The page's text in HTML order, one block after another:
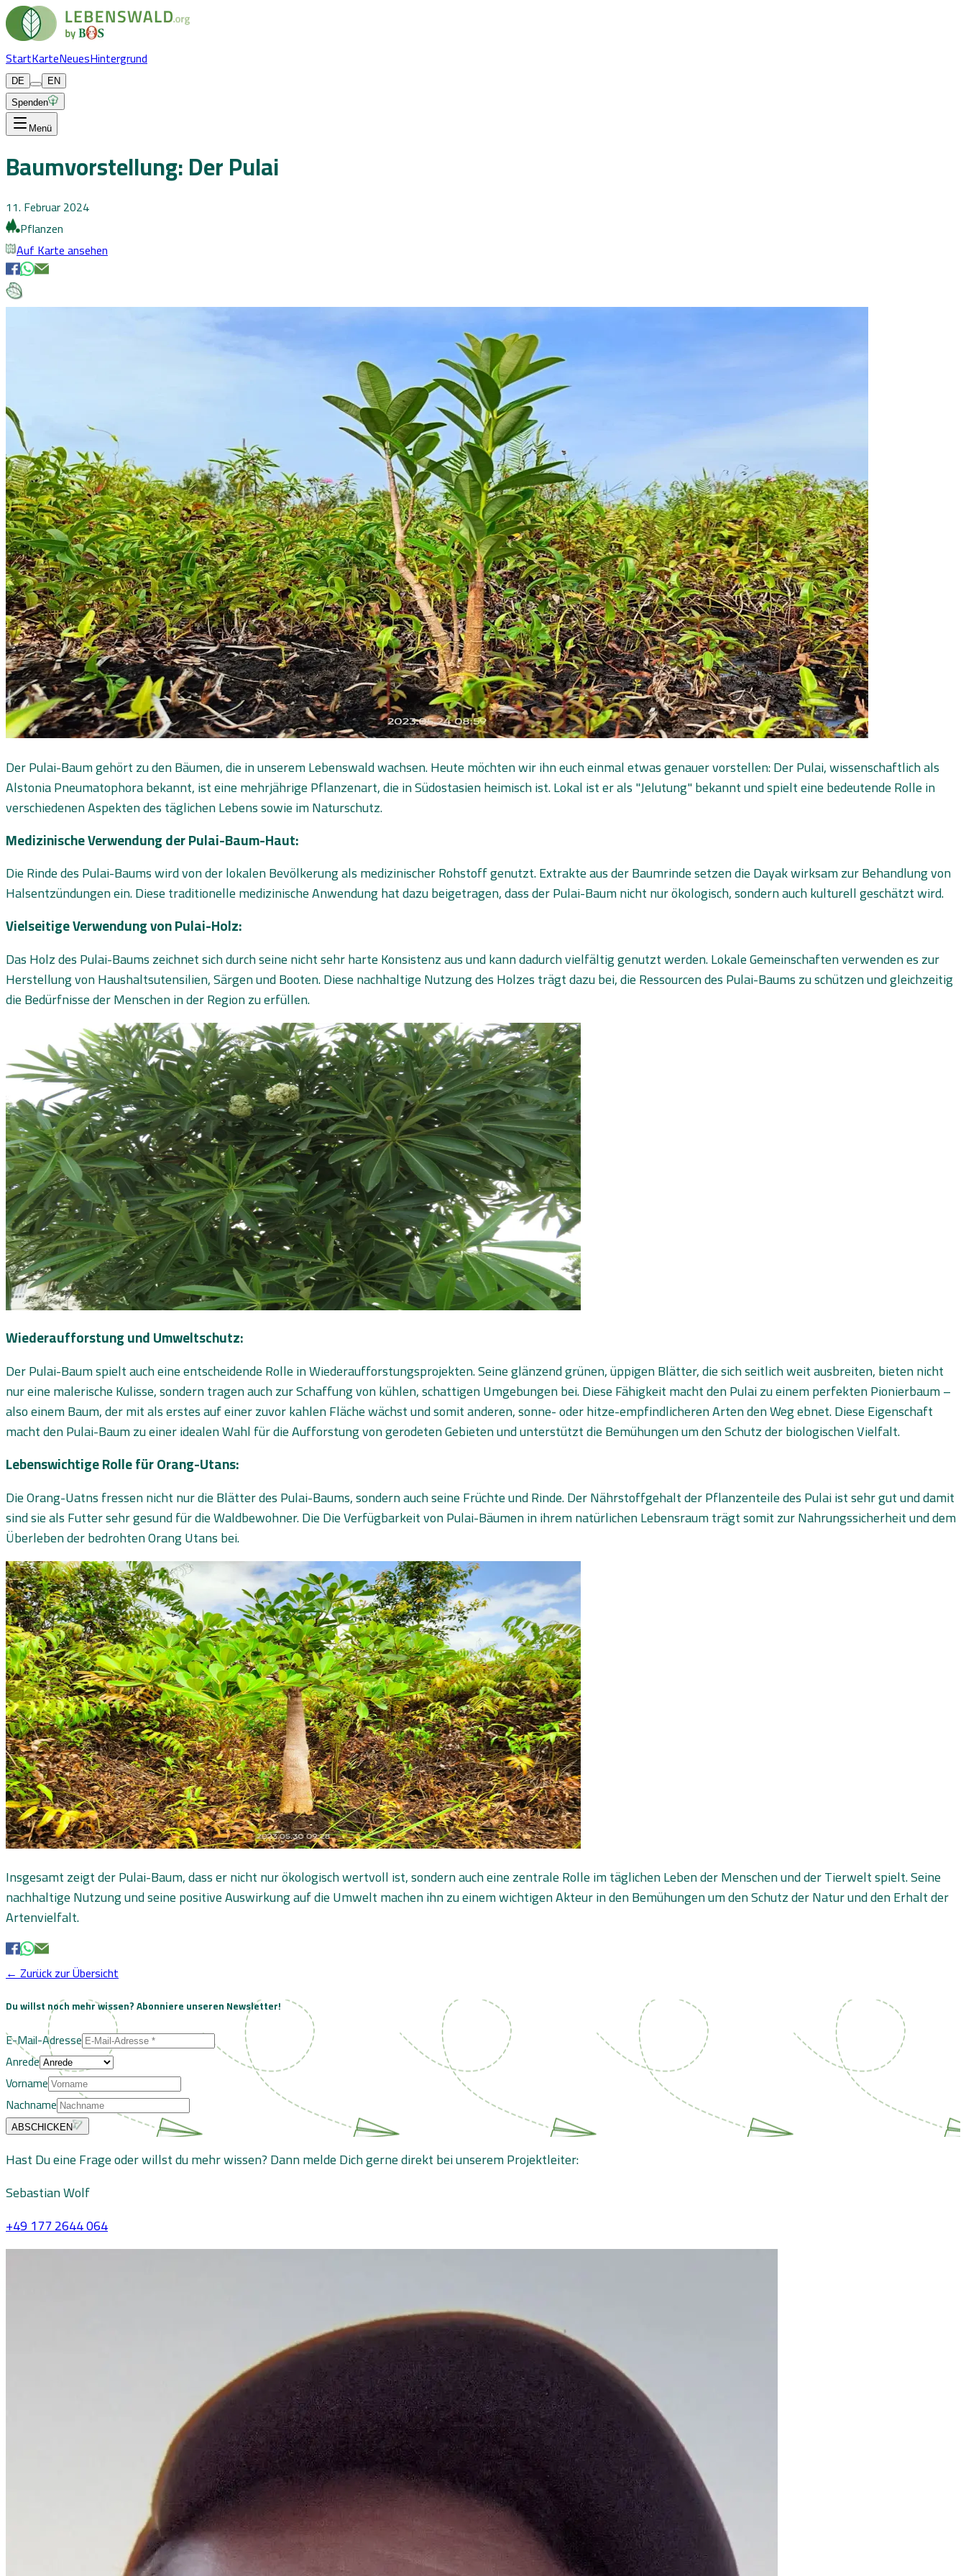
StartKarteNeuesHintergrund
DE
EN
Spenden
Menü
Baumvorstellung: Der Pulai
11. Februar 2024
Pflanzen
Auf Karte ansehen
Der Pulai-Baum gehört zu den Bäumen, die in unserem Lebenswald wachsen. Heute möchten wir ihn euch einmal etwas genauer vorstellen: Der Pulai, wissenschaftlich als
Alstonia Pneumatophora bekannt, ist eine mehrjährige Pflanzenart, die in Südostasien heimisch ist. Lokal ist er als "Jelutung" bekannt und spielt eine bedeutende Rolle in
verschiedenen Aspekten des täglichen Lebens sowie im Naturschutz.
Medizinische Verwendung der Pulai-Baum-Haut:
Die Rinde des Pulai-Baums wird von der lokalen Bevölkerung als medizinischer Rohstoff genutzt. Extrakte aus der Baumrinde setzen die Dayak wirksam zur Behandlung von
Halsentzündungen ein. Diese traditionelle medizinische Anwendung hat dazu beigetragen, dass der Pulai-Baum nicht nur ökologisch, sondern auch kulturell geschätzt wird.
Vielseitige Verwendung von Pulai-Holz:
Das Holz des Pulai-Baums zeichnet sich durch seine nicht sehr harte Konsistenz aus und kann dadurch vielfältig genutzt werden. Lokale Gemeinschaften verwenden es zur
Herstellung von Haushaltsutensilien, Särgen und Booten. Diese nachhaltige Nutzung des Holzes trägt dazu bei, die Ressourcen des Pulai-Baums zu schützen und gleichzeitig
die Bedürfnisse der Menschen in der Region zu erfüllen.
Wiederaufforstung und Umweltschutz:
Der Pulai-Baum spielt auch eine entscheidende Rolle in Wiederaufforstungsprojekten. Seine glänzend grünen, üppigen Blätter, die sich seitlich weit ausbreiten, bieten nicht
nur eine malerische Kulisse, sondern tragen auch zur Schaffung von kühlen, schattigen Umgebungen bei. Diese Fähigkeit macht den Pulai zu einem perfekten Pionierbaum –
also einem Baum, der mit als erstes auf einer zuvor kahlen Fläche wächst und somit anderen, sonne- oder hitze-empfindlicheren Arten den Weg ebnet. Diese Eigenschaft
macht den Pulai-Baum zu einer idealen Wahl für die Aufforstung von gerodeten Gebieten und unterstützt die Bemühungen um den Schutz der biologischen Vielfalt.
Lebenswichtige Rolle für Orang-Utans:
Die Orang-Uatns fressen nicht nur die Blätter des Pulai-Baums, sondern auch seine Früchte und Rinde. Der Nährstoffgehalt der Pflanzenteile des Pulai ist sehr gut und damit
sind sie als Futter sehr gesund für die Waldbewohner. Die Die Verfügbarkeit von Pulai-Bäumen in ihrem natürlichen Lebensraum trägt somit zur Nahrungssicherheit und dem
Überleben der bedrohten Orang Utans bei.
Insgesamt zeigt der Pulai-Baum, dass er nicht nur ökologisch wertvoll ist, sondern auch eine zentrale Rolle im täglichen Leben der Menschen und der Tierwelt spielt. Seine
nachhaltige Nutzung und seine positive Auswirkung auf die Umwelt machen ihn zu einem wichtigen Akteur in den Bemühungen um den Schutz der Natur und den Erhalt der
Artenvielfalt.
← Zurück zur Übersicht
Du willst noch mehr wissen?Abonniere unseren Newsletter!
E-Mail-Adresse
Anrede
Vorname
Nachname
ABSCHICKEN
Hast Du eine Frage oder willst du mehr wissen? Dann melde Dich gerne direkt bei unserem Projektleiter:
Sebastian Wolf
+49 177 2644 064